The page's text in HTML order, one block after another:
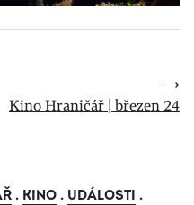
⟶
Kino Hraničář | březen 24
. KINO . UDÁLOSTI .